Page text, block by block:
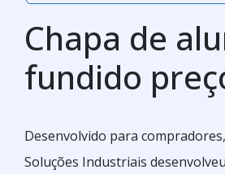
Chapa de
fundido
Desenvolvido para
Soluções Industriais